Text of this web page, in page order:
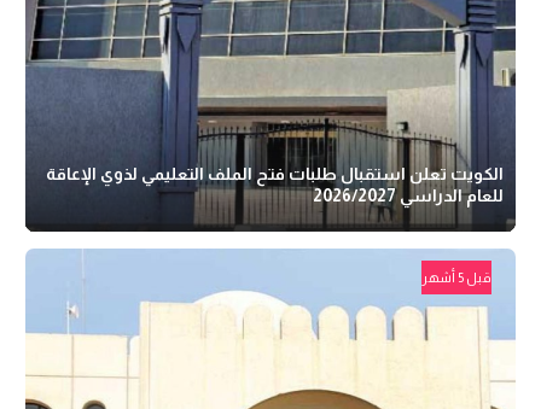
الكويت تعلن استقبال طلبات فتح الملف التعليمي لذوي الإعاقة
للعام الدراسي 2026/2027
قبل 5 أشهر